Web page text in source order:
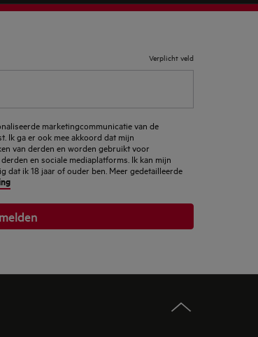
Verplicht veld
marketingcommunicatie van de
Ik ga er ook mee akkoord dat mijn
van derden en worden gebruikt voor
en sociale mediaplatforms. Ik kan mijn
dat ik 18 jaar of ouder ben. Meer gedetailleerde